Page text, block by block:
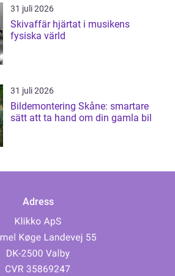
31 juli 2026
Skivaffär hjärtat i musikens
fysiska värld
31 juli 2026
Bildemontering Skåne: smartare
sätt att ta hand om din gamla bil
Adress